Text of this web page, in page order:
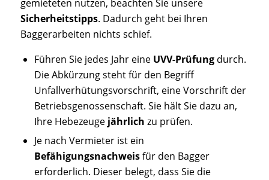
gemieteten nutzen, beachten Sie unsere
Sicherheitstipps. Dadurch geht bei Ihren
Baggerarbeiten nichts schief.
Führen Sie jedes Jahr eine UVV-Prüfungdurch.
Die Abkürzung steht für den Begriff
Unfallverhütungsvorschrift, eine Vorschrift der
Betriebsgenossenschaft. Sie hält Sie dazu an,
Ihre Hebezeugejährlich zu prüfen.
Je nach Vermieter ist ein
Befähigungsnachweisfür den Bagger
erforderlich. Dieser belegt, dass Sie die